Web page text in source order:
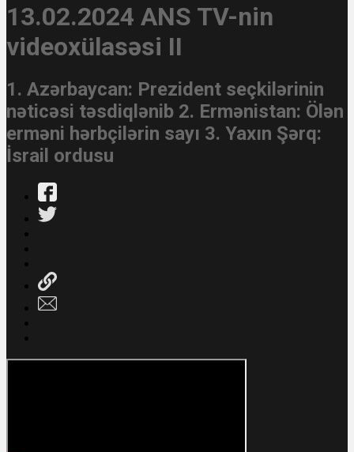
13.02.2024 ANS TV-nin
videoxülasəsi II
1. Azərbaycan: Prezident seçkilərinin
nəticəsi təsdiqlənib 2. Ermənistan: Ölən
erməni hərbçilərin sayı 3. Yaxın Şərq:
İsrail ordusu